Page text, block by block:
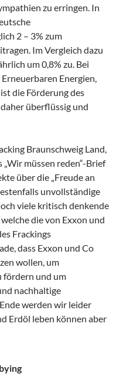
zu erringen. In
2 – 3% zum
Im Vergleich dazu
um 0,8% zu. Bei
Energien,
die Förderung des
überflüssig und
Braunschweig Land,
„Wir müssen reden“-Brief
über die „Freude an
unvollständige
viele kritisch denkende
die von Exxon und
Frackings
dass Exxon und Co
wollen, um
fördern und um
nachhaltige
werden wir leider
Erdöl leben können aber